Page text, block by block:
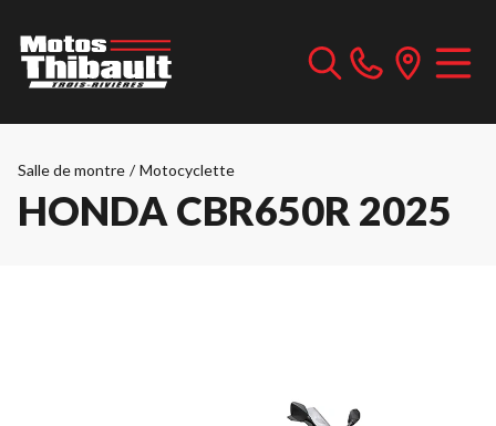
Salle de montre / Motocyclette
HONDA CBR650R 2025